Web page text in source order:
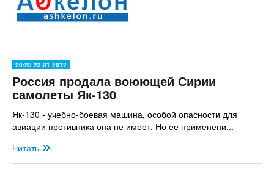
20:28 23.01.2012
Россия продала воюющей Сирии
самолеты Як-130
Як-130 - учебно-боевая машина, особой опасности для
авиации противника она не имеет. Но ее применени...
Читать